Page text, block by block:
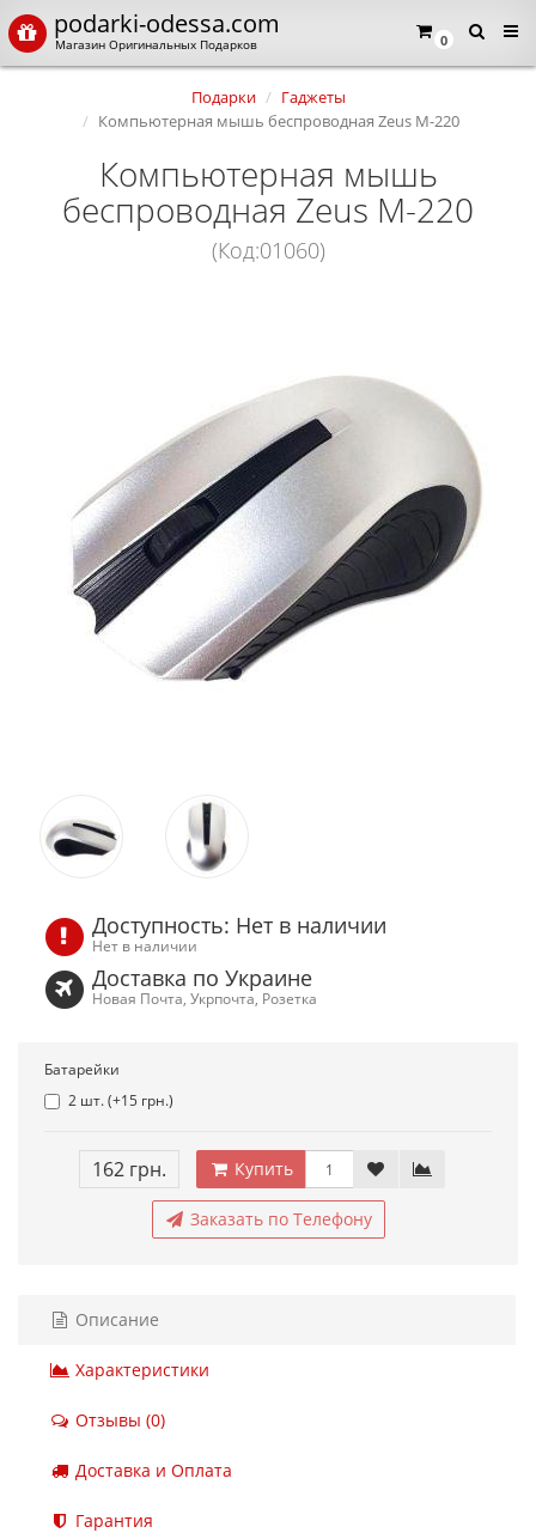
0
podarki-odessa.com
Магазин Оригинальных Подарков
Подарки
Гаджеты
Компьютерная мышь беспроводная Zeus M-220
Компьютерная мышь
беспроводная Zeus M-220
(Код:01060)
Доступность: Нет в наличии
Нет в наличии
Доставка по Украине
Новая Почта, Укрпочта, Розетка
Батарейки
2 шт. (+15 грн.)
162 грн. Купить
Заказать по Телефону
Описание
Характеристики
Отзывы (0)
Доставка и Оплата
Гарантия